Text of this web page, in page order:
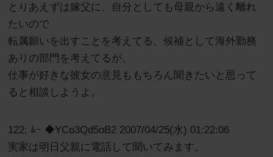
とりあえずは嫁父に、自分としても母親から遠く離れ
たいので
転属願いを出すことを考えてる、候補として海外勤務
ありの部門を考えてるが、
仕事が好きな彼女の意見ももちろん聞きたいと思って
ると相談しようよ。
122: ﾑｰ ◆YCo3Qd5oB2 2007/04/25(水) 01:22:06
実家は明日父親に電話して聞いてみます。